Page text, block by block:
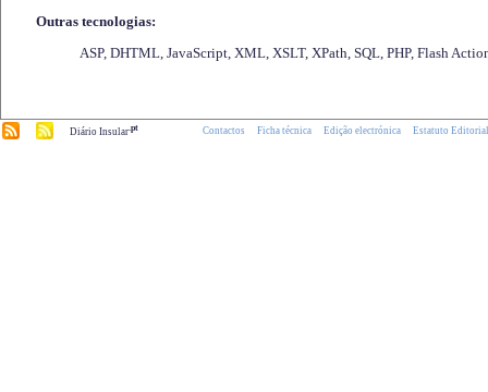
Outras tecnologias:
ASP, DHTML, JavaScript, XML, XSLT, XPath, SQL, PHP, Flash
Diário Insular.pt Contactos Ficha técnica Edição electrónica Estatuto Editorial